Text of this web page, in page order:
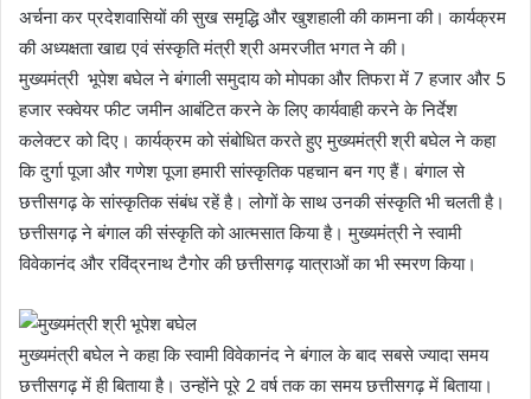
अर्चना कर प्रदेशवासियों की सुख समृद्धि और खुशहाली की कामना की। कार्यक्रम
की अध्यक्षता खाद्य एवं संस्कृति मंत्री श्री अमरजीत भगत ने की।
मुख्यमंत्री भूपेश बघेल ने बंगाली समुदाय को मोपका और तिफरा में 7 हजार और 5
हजार स्क्वेयर फीट जमीन आबंटित करने के लिए कार्यवाही करने के निर्देश
कलेक्टर को दिए। कार्यक्रम को संबोधित करते हुए मुख्यमंत्री श्री बघेल ने कहा
कि दुर्गा पूजा और गणेश पूजा हमारी सांस्कृतिक पहचान बन गए हैं। बंगाल से
छत्तीसगढ़ के सांस्कृतिक संबंध रहें है। लोगों के साथ उनकी संस्कृति भी चलती है।
छत्तीसगढ़ ने बंगाल की संस्कृति को आत्मसात किया है। मुख्यमंत्री ने स्वामी
विवेकानंद और रविंद्रनाथ टैगोर की छत्तीसगढ़ यात्राओं का भी स्मरण किया।
मुख्यमंत्री बघेल ने कहा कि स्वामी विवेकानंद ने बंगाल के बाद सबसे ज्यादा समय
छत्तीसगढ़ में ही बिताया है। उन्होंने पूरे 2 वर्ष तक का समय छत्तीसगढ़ में बिताया।